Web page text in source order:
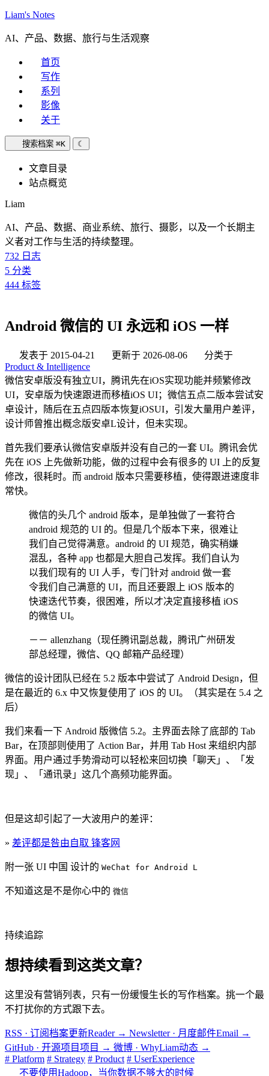
Liam's Notes
AI、产品、数据、旅行与生活观察
首页
写作
系列
影像
关于
搜索档案 ⌘K ☾
文章目录
站点概览
Liam
AI、产品、数据、商业系统、旅行、摄影，以及一个长期主
义者对工作与生活的持续整理。
732 日志
5 分类
444 标签
Android 微信的 UI 永远和 iOS 一样
发表于 2015-04-21 更新于 2026-08-06
分类于
Product & Intelligence
微信安卓版没有独立UI，腾讯先在iOS实现功能并频繁修改
UI，安卓版为快速跟进而移植iOS UI；微信五点二版本尝试安
卓设计，随后在五点四版本恢复iOSUI，引发大量用户差评，
设计师曾推出概念版安卓L设计，但未实现。
首先我们要承认微信安卓版并没有自己的一套 UI。腾讯会优
先在 iOS 上先做新功能，做的过程中会有很多的 UI 上的反复
修改，很耗时。而 android 版本只需要移植，使得跟进速度非
常快。
微信的头几个 android 版本，是单独做了一套符合
android 规范的 UI 的。但是几个版本下来，很难让
我们自己觉得满意。android 的 UI 规范，确实稍嫌
混乱，各种 app 也都是大胆自己发挥。我们自认为
以我们现有的 UI 人手，专门针对 android 做一套
令我们自己满意的 UI，而且还要跟上 iOS 版本的
快速迭代节奏，很困难，所以才决定直接移植 iOS
的微信 UI。
－－ allenzhang（现任腾讯副总裁，腾讯广州研发
部总经理，微信、QQ 邮箱产品经理）
微信的设计团队已经在 5.2 版本中尝试了 Android Design，但
是在最近的 6.x 中又恢复使用了 iOS 的 UI。（其实是在 5.4 之
后）
我们来看一下 Android 版微信 5.2。主界面去除了底部的 Tab
Bar，在顶部则使用了 Action Bar，并用 Tab Host 来组织内部
界面。用户通过手势滑动可以轻松来回切换「聊天」、「发
现」、「通讯录」这几个高频功能界面。
但是这却引起了一大波用户的差评：
» 差评都是咎由自取 锋客网
附一张 UI 中国 设计的 WeChat for Android L
不知道这是不是你心中的 微信
持续追踪
想持续看到这类文章？
这里没有营销列表，只有一份缓慢生长的写作档案。挑一个最
不打扰你的方式跟下去。
RSS · 订阅档案更新Reader → Newsletter · 月度邮件Email →
GitHub · 开源项目项目 → 微博 · WhyLiam动态 →
# Platform # Strategy # Product # UserExperience
不要使用Hadoop，当你数据不够大的时候